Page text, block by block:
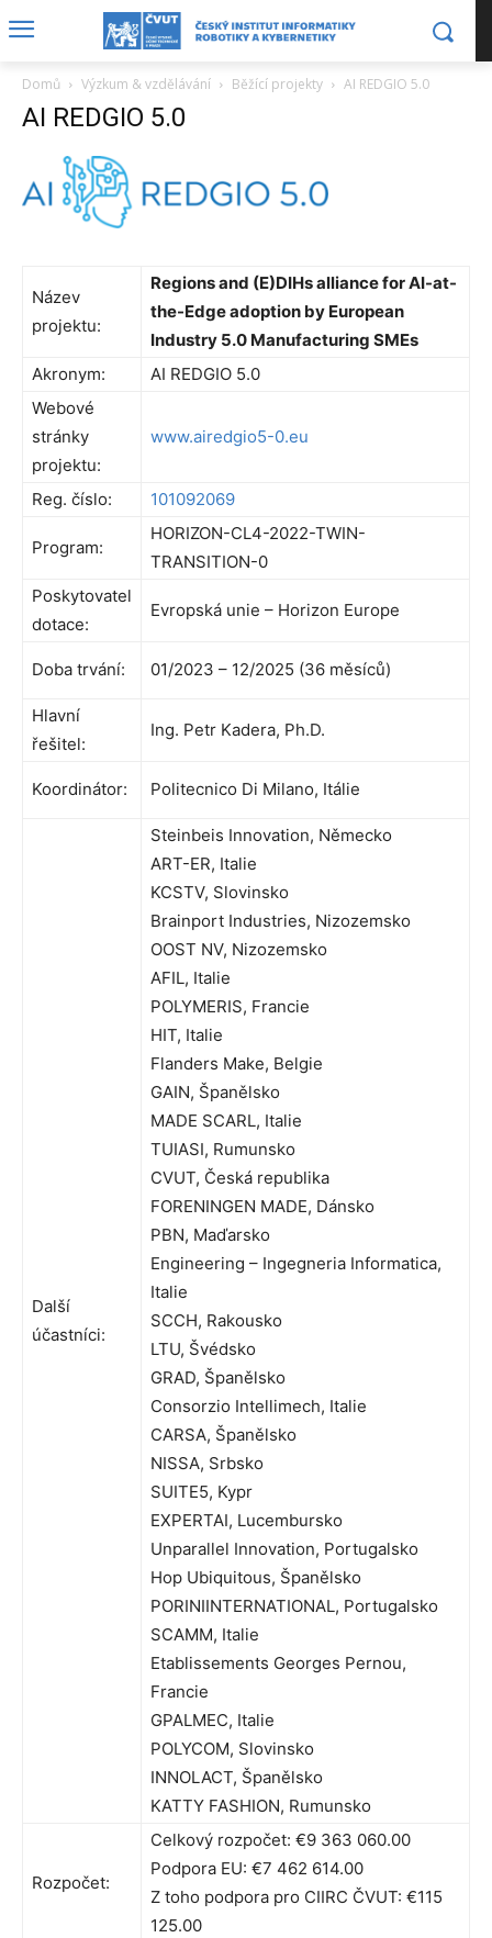
Domů Výzkum & vzdělávání Běžící projekty AI REDGIO 5.0
AI REDGIO 5.0
Název
projektu:
Regions and (E)DIHs alliance for AI-at-
the-Edge adoption by European
Industry 5.0 Manufacturing SMEs
Akronym:
AI REDGIO 5.0
Webové
stránky
projektu:
www.airedgio5-0.eu
Reg. číslo: 101092069
Program:
HORIZON-CL4-2022-TWIN-
TRANSITION-0
Poskytovatel
dotace:
Evropská unie – Horizon Europe
Doba trvání: 01/2023 – 12/2025 (36 měsíců)
Hlavní
řešitel:
Ing. Petr Kadera, Ph.D.
Koordinátor: Politecnico Di Milano, Itálie
Další
účastníci:
Steinbeis Innovation, Německo
ART-ER, Italie
KCSTV, Slovinsko
Brainport Industries, Nizozemsko
OOST NV, Nizozemsko
AFIL, Italie
POLYMERIS, Francie
HIT, Italie
Flanders Make, Belgie
GAIN, Španělsko
MADE SCARL, Italie
TUIASI, Rumunsko
CVUT, Česká republika
FORENINGEN MADE, Dánsko
PBN, Maďarsko
Engineering – Ingegneria Informatica,
Italie
SCCH, Rakousko
LTU, Švédsko
GRAD, Španělsko
Consorzio Intellimech, Italie
CARSA, Španělsko
NISSA, Srbsko
SUITE5, Kypr
EXPERTAI, Lucembursko
Unparallel Innovation, Portugalsko
Hop Ubiquitous, Španělsko
PORINIINTERNATIONAL, Portugalsko
SCAMM, Italie
Etablissements Georges Pernou,
Francie
GPALMEC, Italie
POLYCOM, Slovinsko
INNOLACT, Španělsko
KATTY FASHION, Rumunsko
Rozpočet:
Celkový rozpočet: €9 363 060.00
Podpora EU: €7 462 614.00
Z toho podpora pro CIIRC ČVUT: €115
125.00